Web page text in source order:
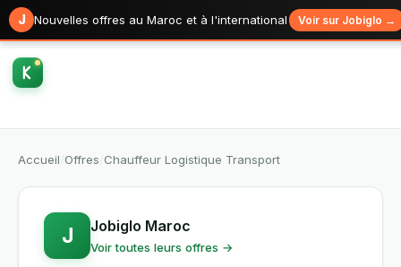
J Nouvelles offres au Maroc et à l'international Voir sur Jobiglo →
Accueil Offres Chauffeur Logistique Transport
J Jobiglo Maroc
Voir toutes leurs offres →